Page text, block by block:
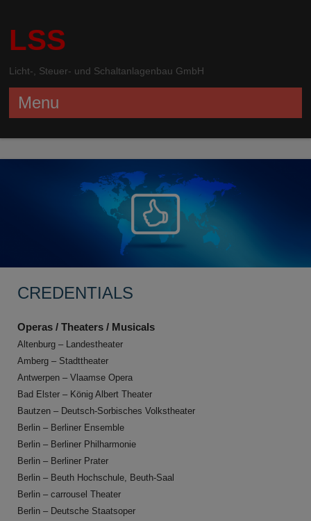
LSS
Licht-, Steuer- und Schaltanlagenbau GmbH
Menu
CREDENTIALS
Operas / Theaters / Musicals
Altenburg – Landestheater
Amberg – Stadttheater
Antwerpen – Vlaamse Opera
Bad Elster – König Albert Theater
Bautzen – Deutsch-Sorbisches Volkstheater
Berlin – Berliner Ensemble
Berlin – Berliner Philharmonie
Berlin – Berliner Prater
Berlin – Beuth Hochschule, Beuth-Saal
Berlin – carrousel Theater
Berlin – Deutsche Staatsoper